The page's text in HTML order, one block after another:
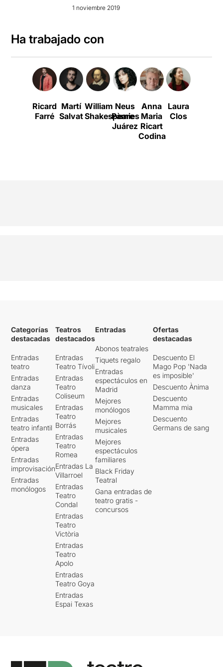
1 noviembre 2019
Ha trabajado con
Ricard
Farré
Martí
Salvat
William
Shakespeare
Neus
Pàmies
Juárez
Anna
Maria
Ricart
Codina
Laura
Clos
Categorías
destacadas
Entradas
teatro
Entradas
danza
Entradas
musicales
Entradas
teatro infantil
Entradas
ópera
Entradas
improvisación
Entradas
monólogos
Teatros
destacados
Entradas
Teatro Tívoli
Entradas
Teatro
Coliseum
Entradas
Teatro
Borrás
Entradas
Teatro
Romea
Entradas La
Villarroel
Entradas
Teatro
Condal
Entradas
Teatro
Victòria
Entradas
Teatro
Apolo
Entradas
Teatro Goya
Entradas
Espai Texas
Entradas
Abonos teatrales
Tiquets regalo
Entradas
espectáculos en
Madrid
Mejores
monólogos
Mejores
musicales
Mejores
espectáculos
familiares
Black Friday
Teatral
Gana entradas de
teatro gratis -
concursos
Ofertas
destacadas
Descuento El
Mago Pop 'Nada
es imposible'
Descuento Ànima
Descuento
Mamma mia
Descuento
Germans de sang